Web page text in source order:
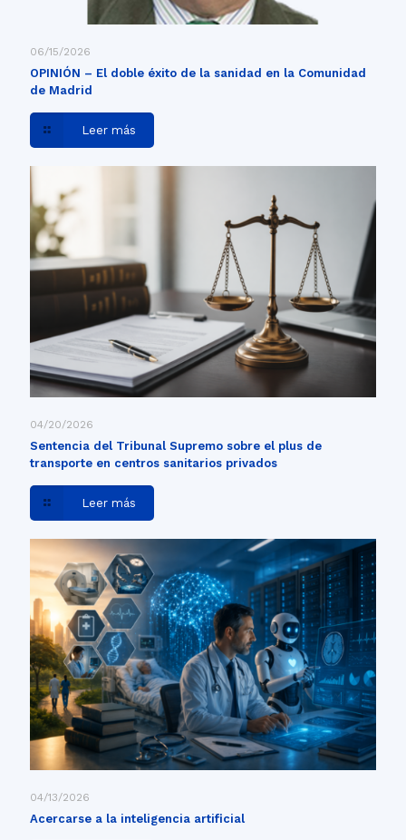
06/15/2026
OPINIÓN – El doble éxito de la sanidad en la Comunidad
de Madrid
Leer más
04/20/2026
Sentencia del Tribunal Supremo sobre el plus de
transporte en centros sanitarios privados
Leer más
04/13/2026
Acercarse a la inteligencia artificial